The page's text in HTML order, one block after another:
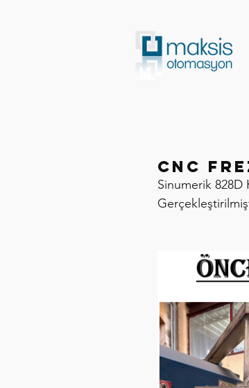
CNC
Sinumerik 828D